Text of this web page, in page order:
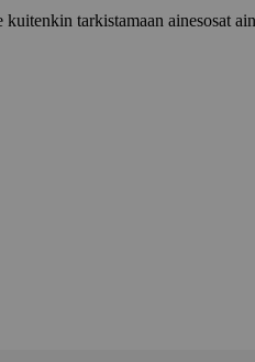
tarkistamaan ainesosat